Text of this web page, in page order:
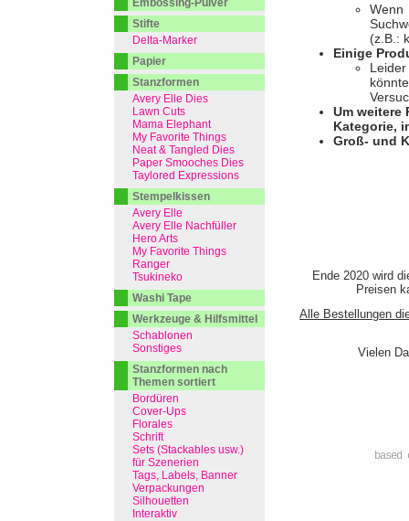
(z.B.:
Einige
Um weitere
Kategorie,
Groß- und
Ende 2020 wird
Preisen
Alle Bestellungen
Vielen
Embossing-Pulver
Stifte
Delta-Marker
Papier
Stanzformen
Avery Elle Dies
Lawn Cuts
Mama Elephant
My Favorite Things
Neat & Tangled Dies
Paper Smooches Dies
Taylored Expressions
Stempelkissen
Avery Elle
Avery Elle Nachfüller
Hero Arts
My Favorite Things
Ranger
Tsukineko
Washi Tape
Werkzeuge & Hilfsmittel
Schablonen
Sonstiges
Stanzformen nach
Themen sortiert
Bordüren
Cover-Ups
Florales
Schrift
Sets (Stackables usw.)
für Szenerien
Tags, Labels, Banner
Verpackungen
Silhouetten
Interaktiv